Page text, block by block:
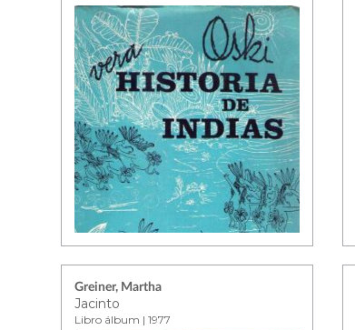
Greiner, Martha
Jacinto
Libro álbum | 1977